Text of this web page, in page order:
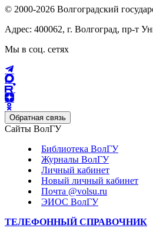
© 2000-2026 Волгоградский
Адрес: 400062, г. Волгоград, пр-т
Мы в соц. сетях
Обратная связь
Сайты ВолГУ
Библиотека ВолГУ
Журналы ВолГУ
Личный кабинет
Новый личный кабинет
Почта @volsu.ru
ЭИОС ВолГУ
ТЕЛЕФОННЫЙ СПРАВОЧНИК